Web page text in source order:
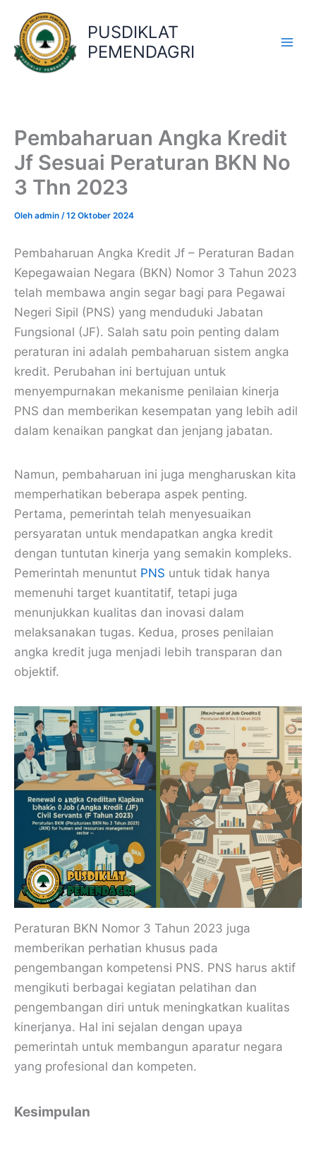
konten
PUSDIKLAT
PEMENDAGRI
Pembaharuan Angka Kredit
Jf Sesuai Peraturan BKN No
3 Thn 2023
Oleh admin /12 Oktober 2024
Pembaharuan Angka Kredit Jf – Peraturan Badan
Kepegawaian Negara (BKN) Nomor 3 Tahun 2023
telah membawa angin segar bagi para Pegawai
Negeri Sipil (PNS) yang menduduki Jabatan
Fungsional (JF). Salah satu poin penting dalam
peraturan ini adalah pembaharuan sistem angka
kredit. Perubahan ini bertujuan untuk
menyempurnakan mekanisme penilaian kinerja
PNS dan memberikan kesempatan yang lebih adil
dalam kenaikan pangkat dan jenjang jabatan.
Namun, pembaharuan ini juga mengharuskan kita
memperhatikan beberapa aspek penting.
Pertama, pemerintah telah menyesuaikan
persyaratan untuk mendapatkan angka kredit
dengan tuntutan kinerja yang semakin kompleks.
Pemerintah menuntut PNS untuk tidak hanya
memenuhi target kuantitatif, tetapi juga
menunjukkan kualitas dan inovasi dalam
melaksanakan tugas. Kedua, proses penilaian
angka kredit juga menjadi lebih transparan dan
objektif.
Peraturan BKN Nomor 3 Tahun 2023 juga
memberikan perhatian khusus pada
pengembangan kompetensi PNS. PNS harus aktif
mengikuti berbagai kegiatan pelatihan dan
pengembangan diri untuk meningkatkan kualitas
kinerjanya. Hal ini sejalan dengan upaya
pemerintah untuk membangun aparatur negara
yang profesional dan kompeten.
Kesimpulan